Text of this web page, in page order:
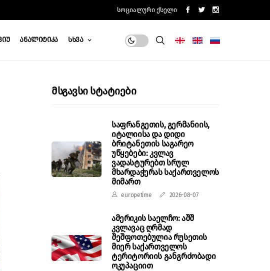
Სოციალური Ქსელი
Ანალიტიკა Სხვა
Მსგავსი Სტატიები
საფრანგეთის, გერმანიის,
იტალიისა და დიდი
ბრიტანეთის საგარეო
უწყებები: კვლავ
ვადასტურებთ სრულ
მხარდაჭერას საქართველოს
მიმართ
europetime 2026-08-07
ამერიკის საელჩო: აშშ
კვლავაც ღრმად
შეშფოთებულია რუსეთის
მიერ საქართველოს
ტერიტორიის განგრძობადი
ოკუპაციით